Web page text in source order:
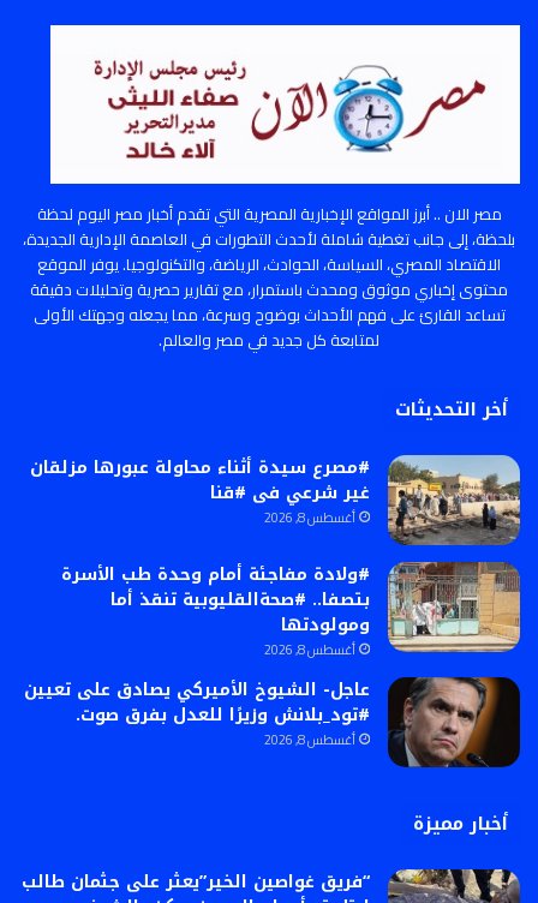
مصر الان .. أبرز المواقع الإخبارية المصرية التي تقدم أخبار مصر اليوم لحظة
بلحظة، إلى جانب تغطية شاملة لأحدث التطورات في العاصمة الإدارية الجديدة،
الاقتصاد المصري، السياسة، الحوادث، الرياضة، والتكنولوجيا. يوفر الموقع
محتوى إخباري موثوق ومحدث باستمرار، مع تقارير حصرية وتحليلات دقيقة
تساعد القارئ على فهم الأحداث بوضوح وسرعة، مما يجعله وجهتك الأولى
لمتابعة كل جديد في مصر والعالم.
أخر التحديثات
#مصرع سيدة أثناء محاولة عبورها مزلقان
غير شرعي فى #قنا
أغسطس 8, 2026
#ولادة مفاجئة أمام وحدة طب الأسرة
بتصفا.. #صحةالقليوبية تنقذ أما
ومولودتها
أغسطس 8, 2026
عاجل- الشيوخ الأميركي يصادق على تعيين
#تود_بلانش وزيرًا للعدل بفرق صوت.
أغسطس 8, 2026
أخبار مميزة
“فريق غواصين الخير”يعثر على جثمان طالب